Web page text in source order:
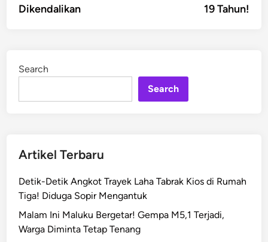
Dikendalikan
19 Tahun!
Search
Search
Artikel Terbaru
Detik-Detik Angkot Trayek Laha Tabrak Kios di Rumah
Tiga! Diduga Sopir Mengantuk
Malam Ini Maluku Bergetar! Gempa M5,1 Terjadi,
Warga Diminta Tetap Tenang